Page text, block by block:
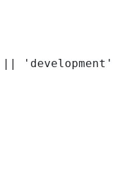
|| 'development'